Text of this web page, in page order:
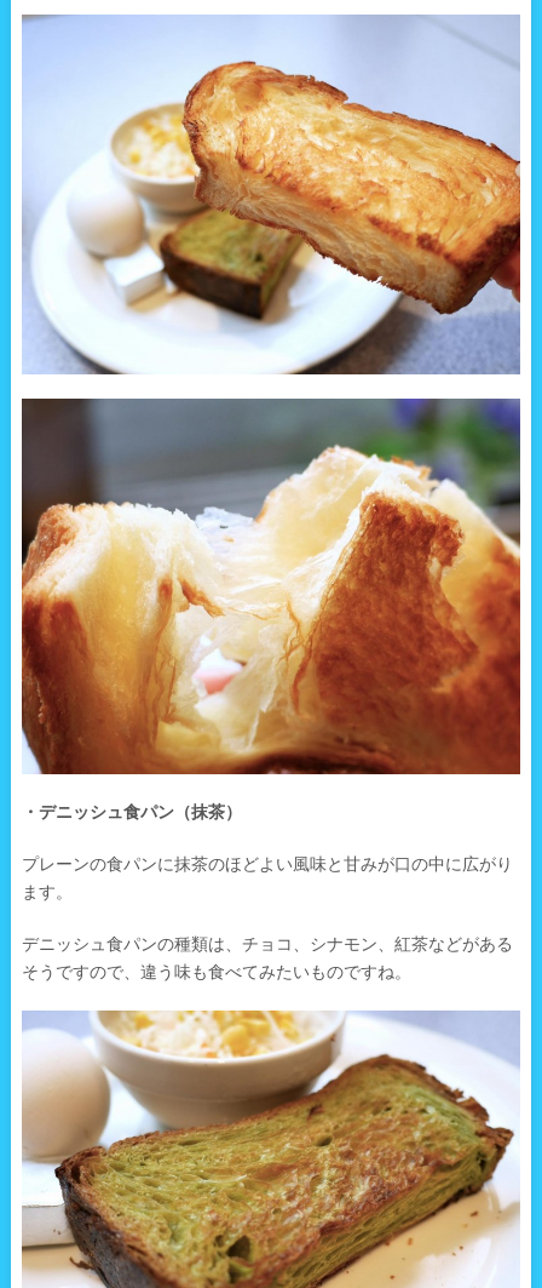
・デニッシュ食パン（抹茶）
プレーンの食パンに抹茶のほどよい風味と甘みが口の中に広がり
ます。
デニッシュ食パンの種類は、チョコ、シナモン、紅茶などがある
そうですので、違う味も食べてみたいものですね。